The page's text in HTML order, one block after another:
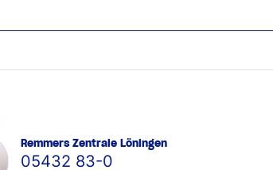
Remmers Zentrale Löningen
05432 83-0